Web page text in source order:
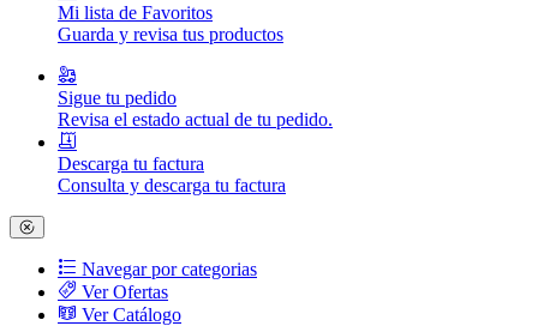
Mi lista de Favoritos
Guarda y revisa tus productos
Sigue tu pedido
Revisa el estado actual de tu pedido.
Descarga tu factura
Consulta y descarga tu factura
Navegar por categorias
Ver Ofertas
Ver Catálogo